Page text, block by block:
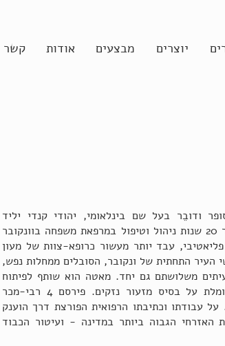
יוצרים מבצעים אודות קשר
ודובֵר בעל שם בינלאומי, יהודי קנדי יליד
בודפשט, ניצול שואה. לאחר 20 שנות ניהול וטיפול במרפאת משפחה בוונקובר
עבד יותר מעשור כרופא-צוות של מעון
העיר התחתית של ונקובר, הסובלים ממחלות נפש,
משלושתם גם יחד. מאטה הוא שותף לפיתוח
גישה טיפולית הוליסטית חומלת על בסיס מזעור נזקים. פירסם 4 רבי-מכר
מ-25 שפות. על עבודתו וכתיבתו הרפואית הפורצת דרך הוענק
הגבוה ביותר במדינה - ועיטור הכבוד